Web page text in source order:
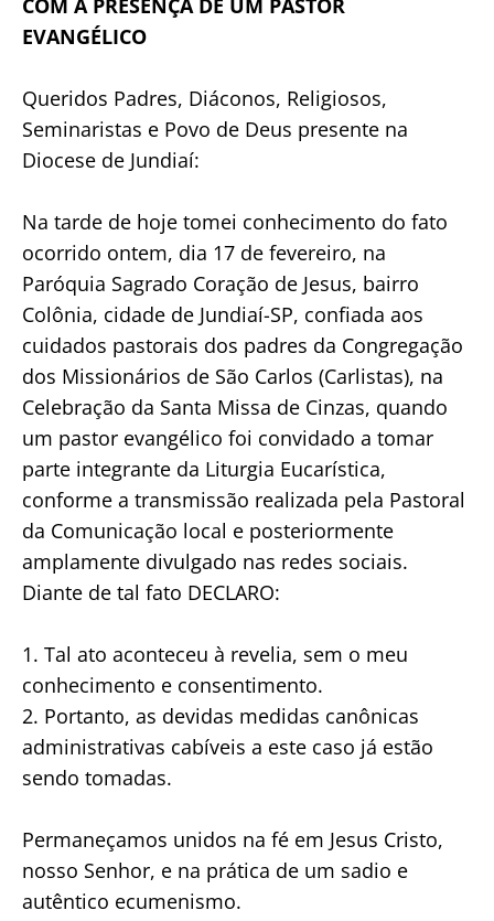
COM A PRESENÇA DE UM PASTOR
EVANGÉLICO
Queridos Padres, Diáconos, Religiosos,
Seminaristas e Povo de Deus presente na
Diocese de Jundiaí:
Na tarde de hoje tomei conhecimento do fato
ocorrido ontem, dia 17 de fevereiro, na
Paróquia Sagrado Coração de Jesus, bairro
Colônia, cidade de Jundiaí-SP, confiada aos
cuidados pastorais dos padres da Congregação
dos Missionários de São Carlos (Carlistas), na
Celebração da Santa Missa de Cinzas, quando
um pastor evangélico foi convidado a tomar
parte integrante da Liturgia Eucarística,
conforme a transmissão realizada pela Pastoral
da Comunicação local e posteriormente
amplamente divulgado nas redes sociais.
Diante de tal fato DECLARO:
1. Tal ato aconteceu à revelia, sem o meu
conhecimento e consentimento.
2. Portanto, as devidas medidas canônicas
administrativas cabíveis a este caso já estão
sendo tomadas.
Permaneçamos unidos na fé em Jesus Cristo,
nosso Senhor, e na prática de um sadio e
autêntico ecumenismo.